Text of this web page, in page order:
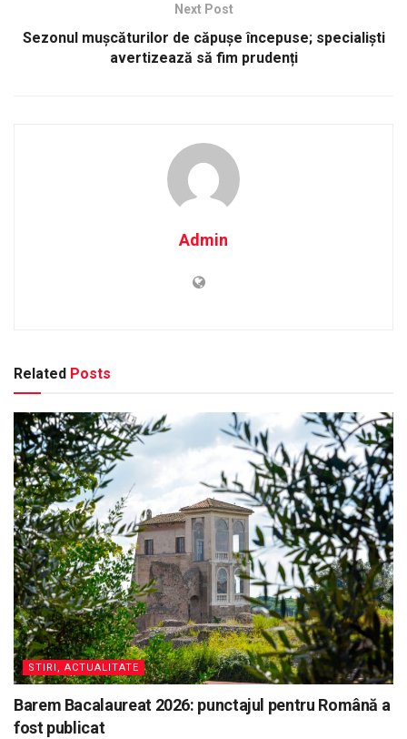
Next Post
Sezonul mușcăturilor de căpușe începuse; specialiști
avertizează să fim prudenți
Admin
Related Posts
STIRI, ACTUALITATE
Barem Bacalaureat 2026: punctajul pentru Română a
fost publicat